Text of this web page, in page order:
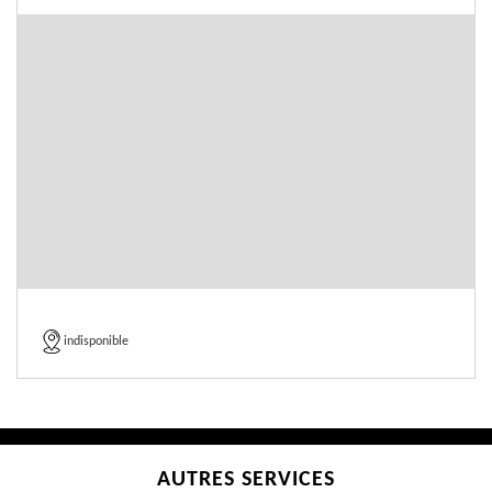
indisponible
AUTRES SERVICES